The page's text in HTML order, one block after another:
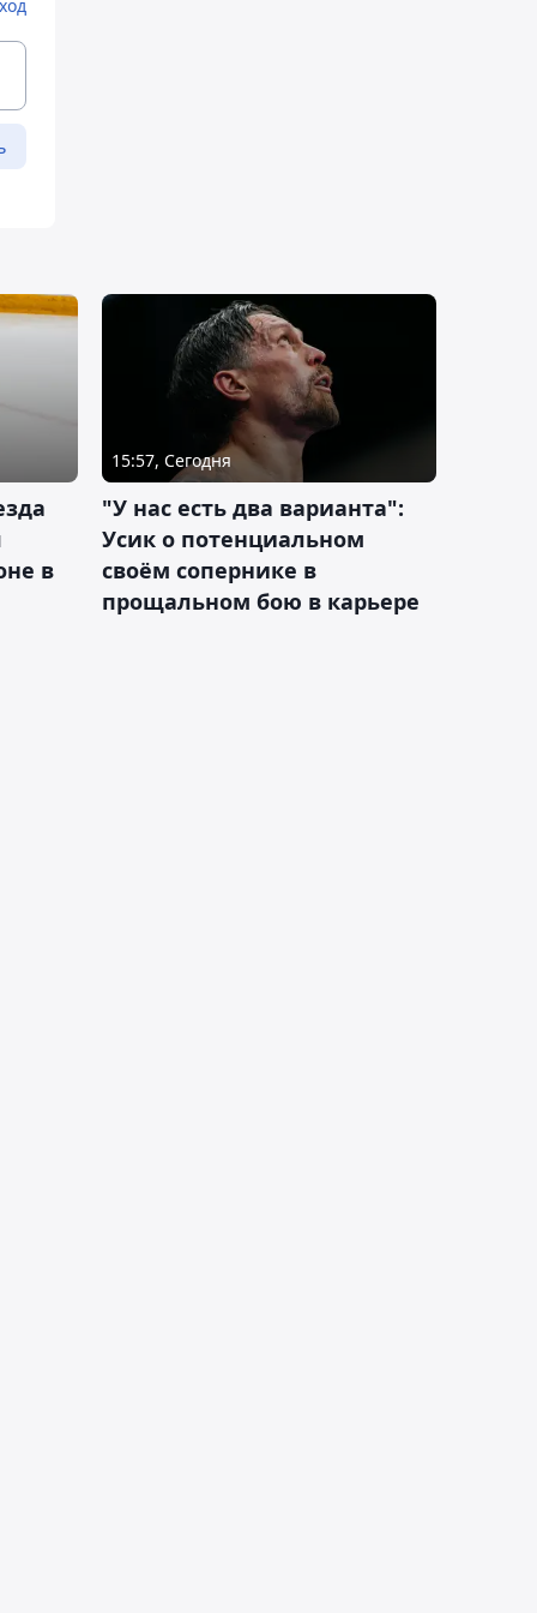
в
15:57, Сегодня
"У нас есть два варианта":
Усик о потенциальном
своём сопернике в
прощальном бою в карьере